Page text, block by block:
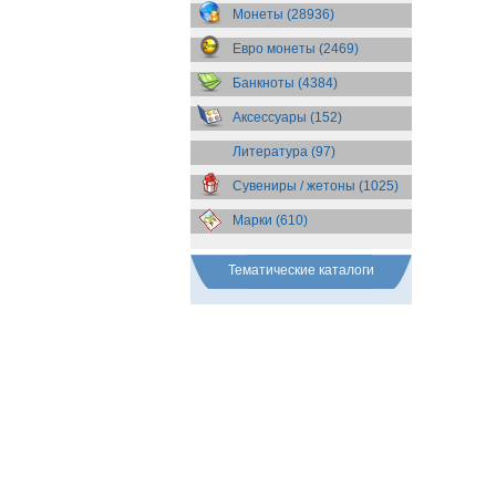
Бразилия(55)
Брит. Антарктические
территории(36)
Брит. Виргинские острова(47)
Брит. Восточная Африка
Брит. Западная Африка(25)
Брит. Ост-Индийская компания
(11)
Брит. территория в Индийском
океане(24)
Бруней(4)
Бурунди(2)
Бутан(10)
Ватикан(85)
Великобритания(308)
Венгрия(179)
Монеты (28936)
Евро монеты (2469)
Банкноты (4384)
Аксессуары (152)
Литература (97)
Сувениры / жетоны (1025)
Марки (610)
Тематические каталоги